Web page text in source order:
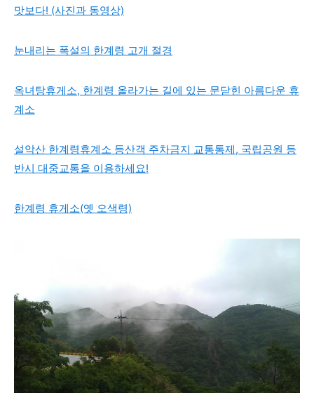
맛보다! (사진과 동영상)
눈내리는 폭설의 한계령 고개 절경
옥녀탕휴게소, 한계령 올라가는 길에 있는 문닫힌 아름다운 휴
계소
설악산 한계령휴계소 등산객 주차금지 교통통제, 국립공원 등
반시 대중교통을 이용하세요!
한계령 휴게소(옛 오색령)